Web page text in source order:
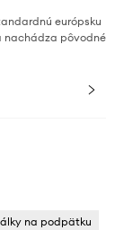
európsku
nachádza pôvodné
na podpätku